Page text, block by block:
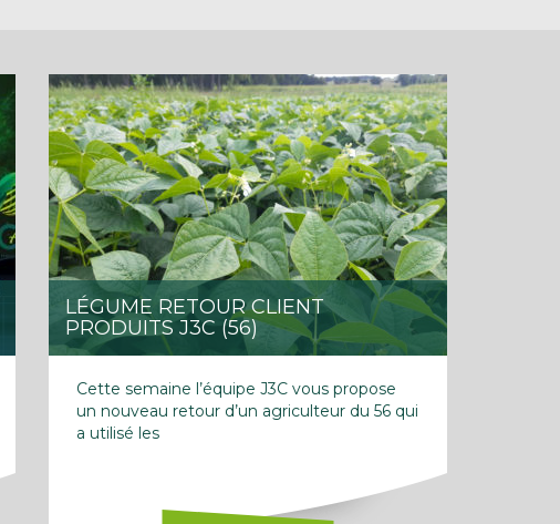
LÉGUME RETOUR CLIENT
PRODUITS J3C (56)
Cette semaine l’équipe J3C vous propose
un nouveau retour d’un agriculteur du 56 qui
a utilisé les